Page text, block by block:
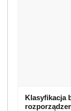
Klasyfikacja